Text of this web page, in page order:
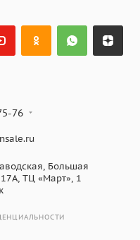
76
Большая
ТЦ «Март», 1